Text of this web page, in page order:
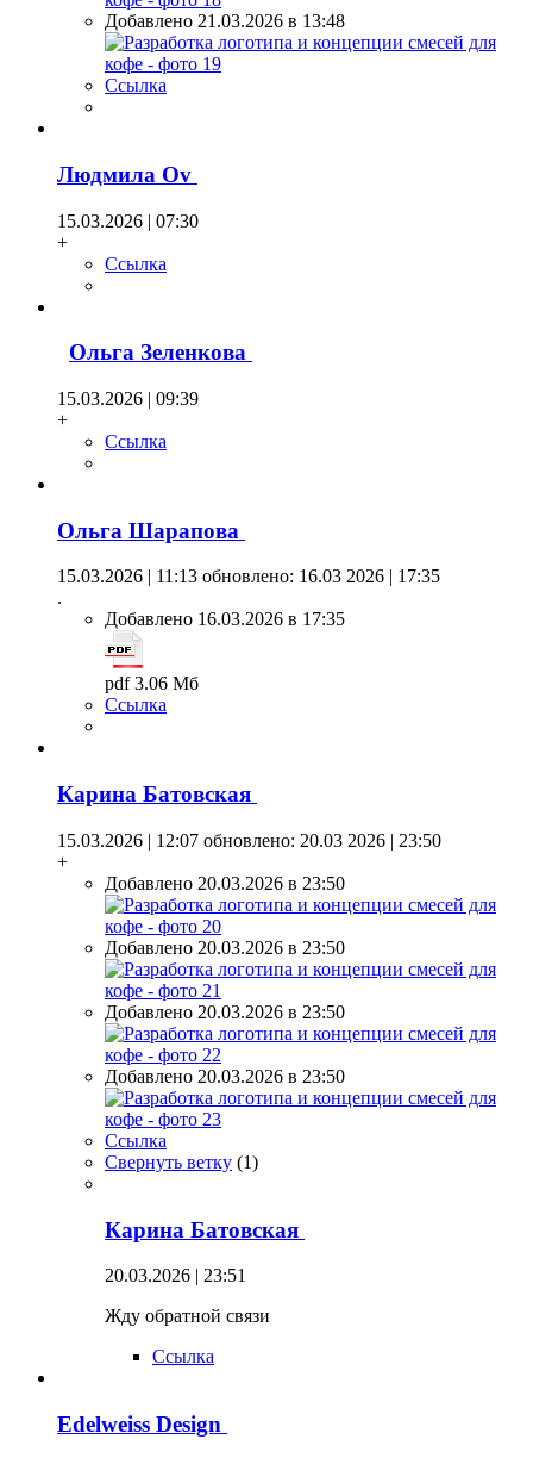
Добавлено 21.03.2026 в 13:48
Ссылка
Людмила Оv
15.03.2026 | 07:30
+
Ссылка
Ольга Зеленкова
15.03.2026 | 09:39
+
Ссылка
Ольга Шарапова
15.03.2026 | 11:13 обновлено: 16.03 2026 | 17:35
.
Добавлено 16.03.2026 в 17:35
pdf 3.06 Мб
Ссылка
Карина Батовская
15.03.2026 | 12:07 обновлено: 20.03 2026 | 23:50
+
Добавлено 20.03.2026 в 23:50
Добавлено 20.03.2026 в 23:50
Добавлено 20.03.2026 в 23:50
Добавлено 20.03.2026 в 23:50
Ссылка
Свернуть ветку (1)
Карина Батовская
20.03.2026 | 23:51
Жду обратной связи
Ссылка
Edelweiss Design